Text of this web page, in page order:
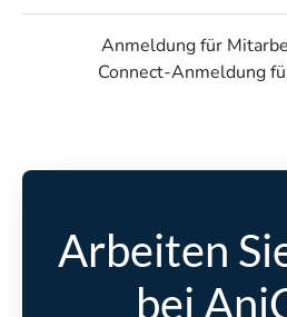
Anmeldung für
Connect-Anmeldung
Arbeiten
bei